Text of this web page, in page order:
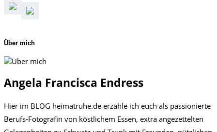
Über mich
Angela Francisca Endress
Hier im BLOG heimatruhe.de erzähle ich euch als passionierte
Berufs-Fotografin von köstlichem Essen, extra angezettelten